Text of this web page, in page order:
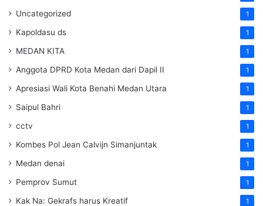
Uncategorized 1
Kapoldasu ds 1
MEDAN KITA 1
Anggota DPRD Kota Medan dari Dapil II 1
Apresiasi Wali Kota Benahi Medan Utara 1
Saipul Bahri 1
cctv 1
Kombes Pol Jean Calvijn Simanjuntak 1
Medan denai 1
Pemprov Sumut 1
Kak Na: Gekrafs harus Kreatif 1